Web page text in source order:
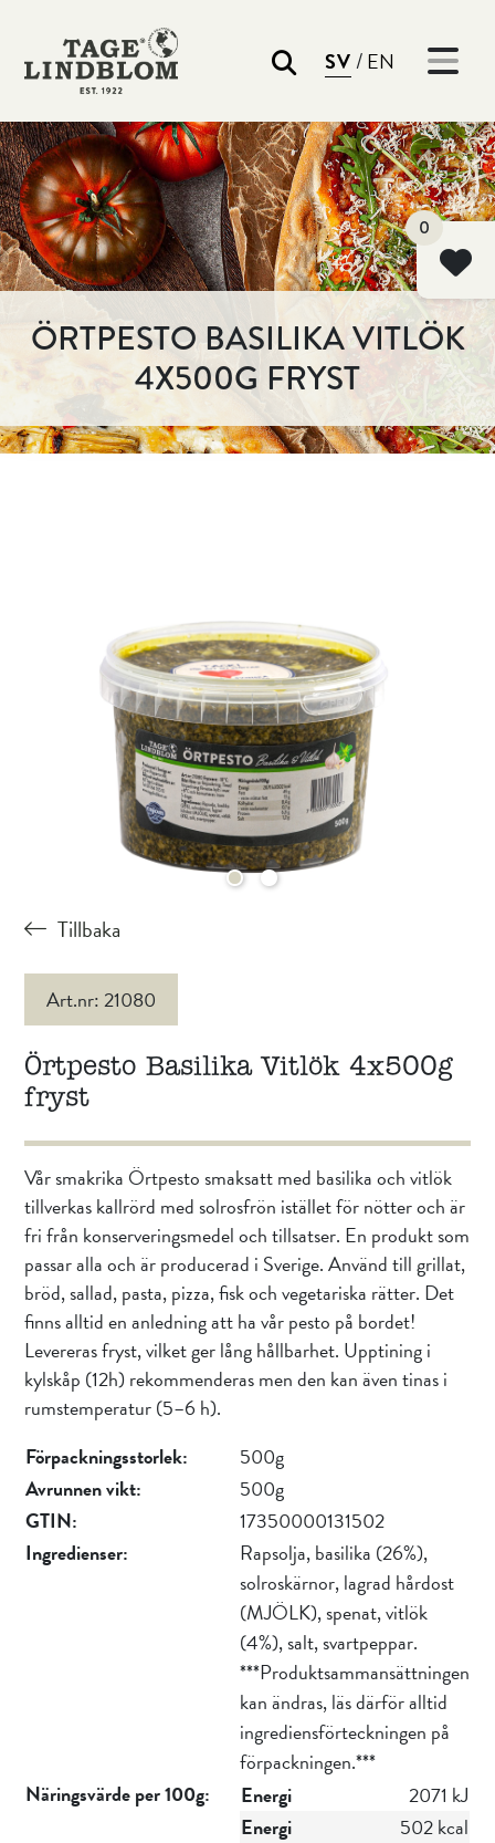
0
SV/EN
ÖRTPESTO BASILIKA VITLÖK
4X500G FRYST
Tillbaka
Art.nr: 21080
Örtpesto Basilika Vitlök 4x500g
fryst
Vår smakrika Örtpesto smaksatt med basilika och vitlök
tillverkas kallrörd med solrosfrön istället för nötter och är
fri från konserveringsmedel och tillsatser. En produkt som
passar alla och är producerad i Sverige. Använd till grillat,
bröd, sallad, pasta, pizza, fisk och vegetariska rätter. Det
finns alltid en anledning att ha vår pesto på bordet!
Levereras fryst, vilket ger lång hållbarhet. Upptining i
kylskåp (12h) rekommenderas men den kan även tinas i
rumstemperatur (5–6 h).
Förpackningsstorlek:
500g
Avrunnen vikt:
500g
GTIN:
17350000131502
Ingredienser:
Rapsolja, basilika (26%),
solroskärnor, lagrad hårdost
(MJÖLK), spenat, vitlök
(4%), salt, svartpeppar.
***Produktsammansättningen
kan ändras, läs därför alltid
ingrediensförteckningen på
förpackningen.***
Näringsvärde per 100g:
Energi
2071 kJ
Energi
502 kcal